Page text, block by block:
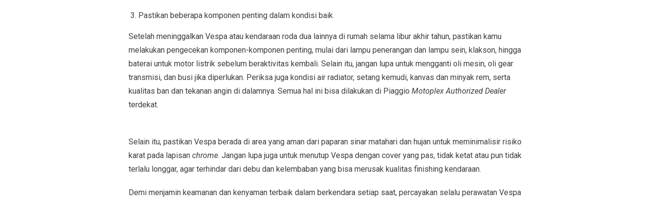
Pastikan beberapa komponen penting dalam kondisi baik
Setelah meninggalkan Vespa atau kendaraan roda dua lainnya di rumah selama libur akhir tahun, pastikan kamu
melakukan pengecekan komponen-komponen penting, mulai dari lampu penerangan dan lampu sein, klakson, hingga
baterai untuk motor listrik sebelum beraktivitas kembali. Selain itu, jangan lupa untuk mengganti oli mesin, oli gear
transmisi, dan busi jika diperlukan. Periksa juga kondisi air radiator, setang kemudi, kanvas dan minyak rem, serta
kualitas ban dan tekanan angin di dalamnya. Semua hal ini bisa dilakukan di Piaggio Motoplex Authorized Dealer
terdekat.
Selain itu, pastikan Vespa berada di area yang aman dari paparan sinar matahari dan hujan untuk meminimalisir risiko
karat pada lapisan chrome. Jangan lupa juga untuk menutup Vespa dengan cover yang pas, tidak ketat atau pun tidak
terlalu longgar, agar terhindar dari debu dan kelembaban yang bisa merusak kualitas finishing kendaraan.
Demi menjamin keamanan dan kenyaman terbaik dalam berkendara setiap saat, percayakan selalu perawatan Vespa